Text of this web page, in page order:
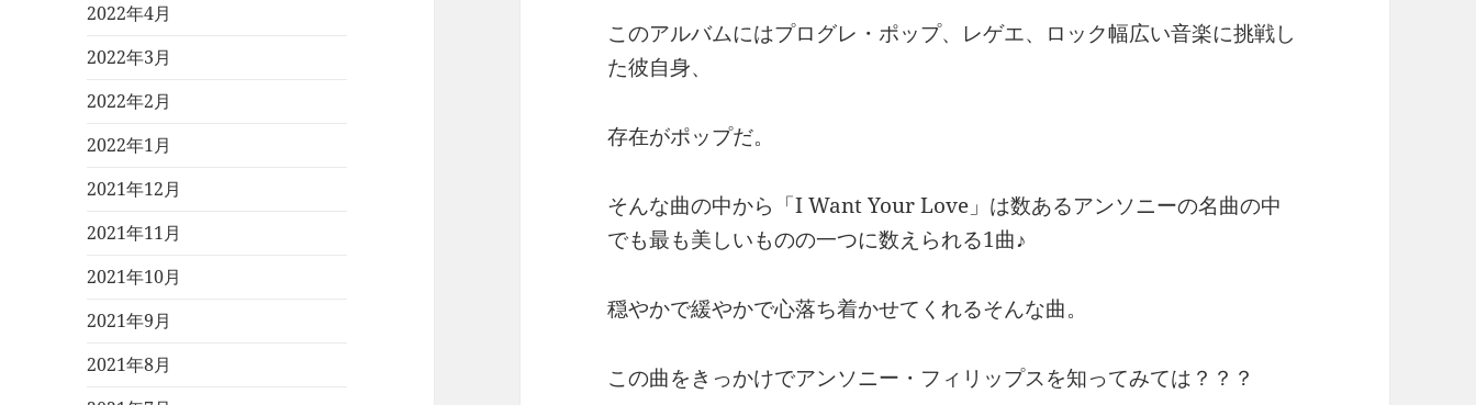
2022年4月
2022年3月
2022年2月
2022年1月
2021年12月
2021年11月
2021年10月
2021年9月
2021年8月
このアルバムにはプログレ・ポップ、レゲエ、ロック幅広い音楽に挑戦し
た彼自身、
存在がポップだ。
そんな曲の中から「I Want Your Love」は数あるアンソニーの名曲の中
でも最も美しいものの一つに数えられる1曲♪
穏やかで緩やかで心落ち着かせてくれるそんな曲。
この曲をきっかけでアンソニー・フィリップスを知ってみては？？？